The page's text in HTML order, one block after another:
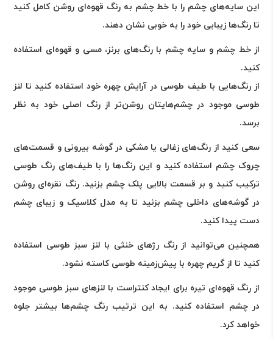
این سایه‌های چشم را با خط چشم به رنگ قهوه‌ای روشن کامل کنید
تا رنگ‌ها زیبایی خود را به خوبی نشان دهند.
از خط چشم و سایه چشم با رنگ‌های برنز، مسی و قهوه‌ای استفاده
کنید.
از رنگ‌هایی با طیف طوسی در آرایش چهره خود استفاده کنید تا لنز
طوسی موجود در چشم‌هایتان روشن‌تر از رنگ اصلی خود به نظر
برسد.
سعی کنید از رنگ‌های زغالی یا مشکی در گوشه بیرونی و قسمت‌های
چروک چشم استفاده کنید و این رنگ‌ها را با طیف‌های رنگ طوسی
ترکیب کنید و بر قسمت بالایی پلک چشم بزنید. رنگ نقره‌ای روشن
در گوشه‌های داخلی چشم بزنید تا به مدل کلاسیک و زیبای چشم
دست پیدا کنید.
همچنین می‌توانید از رنگ رژهای خنثی با لنز سبز طوسی استفاده
کنید تا از گریم چهره با پیشزمینه طوسی کاسته نشود.
از رنگ قهوه‌ای تیره برای ایجاد کنتراست با لنزهای سبز طوسی موجود
در چشم استفاده کنید. به این ترتیب رنگ چشم‌ها بیشتر جلوه
خواهد کرد.